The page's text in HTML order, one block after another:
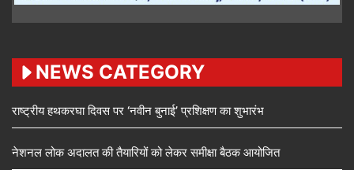
NEWS CATEGORY
राष्ट्रीय हथकरघा दिवस पर ‘नवीन बुनाई’ प्रशिक्षण का शुभारंभ
नेशनल लोक अदालत की तैयारियों को लेकर समीक्षा बैठक आयोजित